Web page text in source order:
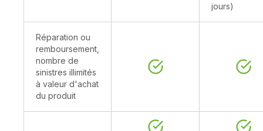
jours)
Réparation ou
remboursement,
nombre de
sinistres illimités
à valeur d'achat
du produit